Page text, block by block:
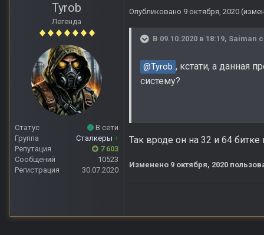
Tyrob
Легенда
Статус
В сети
Группа
Сталкеры +
Репутация
7 603
Сообщений
10523
Регистрация
30.07.2020
Опубликовано 9 октября, 2020
В 09.10.2020 в 18:19, Saiman
@Tyrob , кстати, а данная
систему?
Так вроде он на 32 и 64
Изменено 9 октября, 2020